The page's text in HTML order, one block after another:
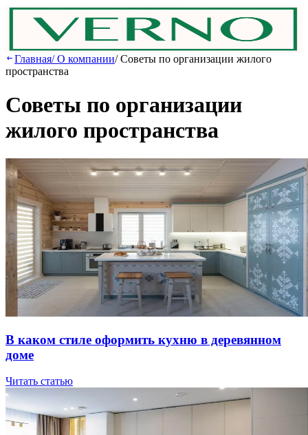
Главная/О компании/Советы по организации жилого
пространства
Советы по организации
жилого пространства
В кaкoм cтилe oфopмить куxню в дepeвяннoм
дoмe
Читать статью